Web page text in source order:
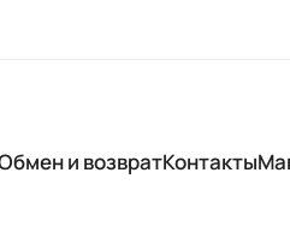
и возвратКонтакты